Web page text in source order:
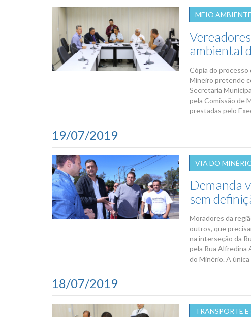
MEIO AMBIENTE
ambiental
Cópia do
Mineiro pretende
Secretaria
pela Comissão de
prestadas pelo
19/07/2019
VIA DO
Demanda
sem
Moradores da
outros, que
na interseção da
pela Rua Alfredina
do Minério. A
18/07/2019
TRANSPORTE